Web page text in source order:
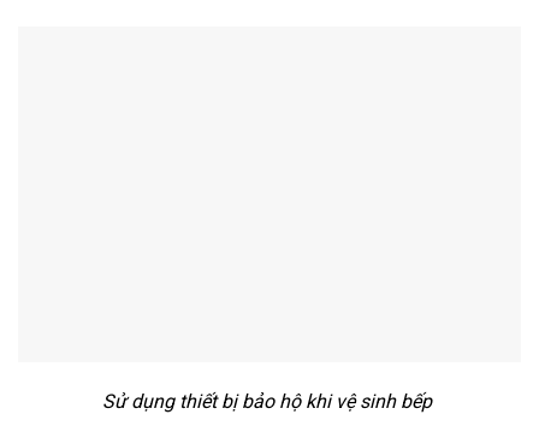
Sử dụng thiết bị bảo hộ khi vệ sinh bếp